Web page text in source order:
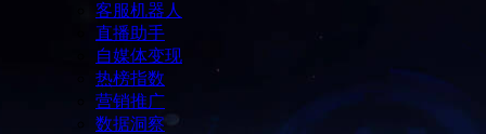
客服机器人
直播助手
自媒体变现
热榜指数
营销推广
数据洞察